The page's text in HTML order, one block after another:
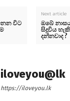
විට
Next article
ඔබේ
සිදුවිය
දන්නවාද ?
iloveyou@lk
https://iloveyou.lk